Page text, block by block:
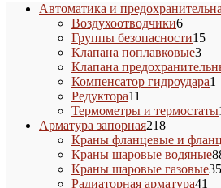
Автоматика и
Воздухоотводчики66
товаров
Группы безопасности1515
Клапана поплавковые33
Клапана
Компенсатор гидроудара1
Редуктора11
товаров
Термометры и термостаты
Арматура запорная218218
товаров
Краны фланцевые и
Краны шаровые водяные
Краны шаровые газовые35
Радиаторная арматура41